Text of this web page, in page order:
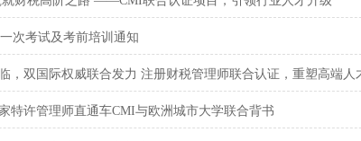
次考试及考前培训通知
，双国际权威联合发力 注册财税管理师联合认证，重塑高端人
特许管理师直通车CMI与欧洲城市大学联合背书